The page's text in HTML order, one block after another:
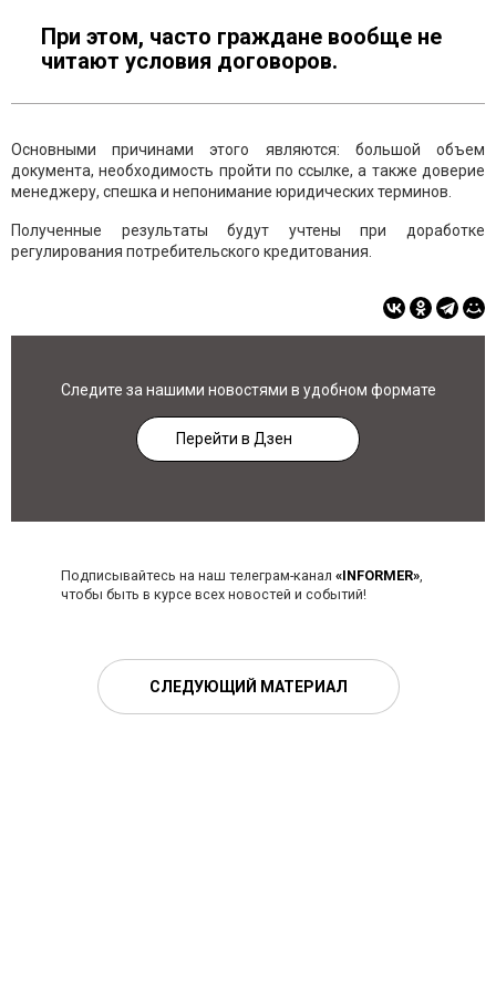
При этом, часто граждане вообще не
читают условия договоров.
Основными причинами этого являются: большой объем
документа, необходимость пройти по ссылке, а также доверие
менеджеру, спешка и непонимание юридических терминов.
Полученные результаты будут учтены при доработке
регулирования потребительского кредитования.
Следите за нашими новостями в удобном формате
Перейти в Дзен
Подписывайтесь на наш телеграм-канал «INFORMER»,
чтобы быть в курсе всех новостей и событий!
СЛЕДУЮЩИЙ МАТЕРИАЛ